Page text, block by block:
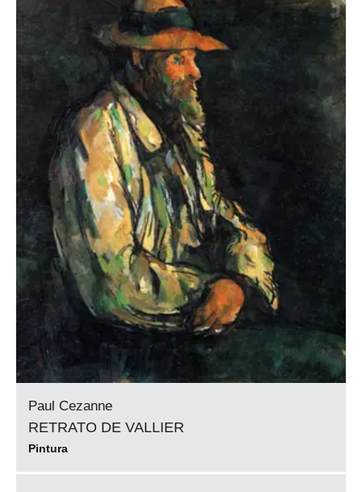
Paul Cezanne
RETRATO DE VALLIER
Pintura